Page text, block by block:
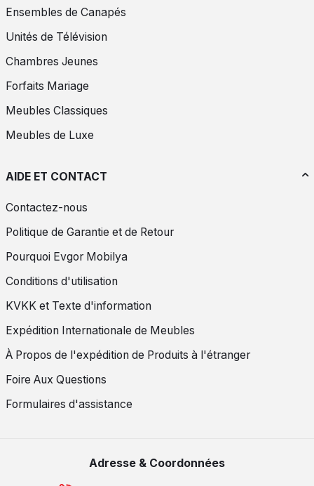
Ensembles de Canapés
Unités de Télévision
Chambres Jeunes
Forfaits Mariage
Meubles Classiques
Meubles de Luxe
AIDE ET CONTACT
Contactez-nous
Politique de Garantie et de Retour
Pourquoi Evgor Mobilya
Conditions d'utilisation
KVKK et Texte d'information
Expédition Internationale de Meubles
À Propos de l'expédition de Produits à l'étranger
Foire Aux Questions
Formulaires d'assistance
Adresse & Coordonnées